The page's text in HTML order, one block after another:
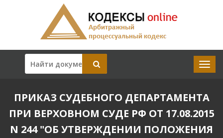
ПРИКАЗ СУДЕБНОГО ДЕПАРТАМЕНТА
ПРИ ВЕРХОВНОМ СУДЕ РФ ОТ 17.08.2015
N 244 "ОБ УТВЕРЖДЕНИИ ПОЛОЖЕНИЯ